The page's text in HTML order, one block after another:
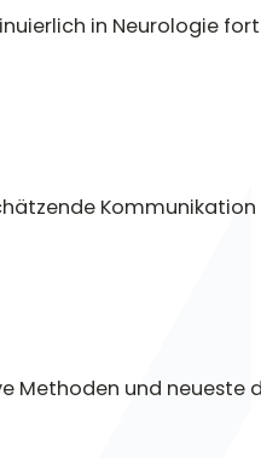
in Neurologie
Kommunikation
Methoden und neueste